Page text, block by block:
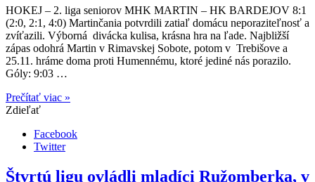
HOKEJ – 2. liga seniorov MHK MARTIN – HK BARDEJOV 8:1
(2:0, 2:1, 4:0) Martinčania potvrdili zatiaľ domácu neporaziteľnosť a
zvíťazili. Výborná divácka kulisa, krásna hra na ľade. Najbližší
zápas odohrá Martin v Rimavskej Sobote, potom v Trebišove a
25.11. hráme doma proti Humennému, ktoré jediné nás porazilo.
Góly: 9:03 …
Prečítať viac »
Zdieľať
Facebook
Twitter
Štvrtú ligu ovládli mladíci Ružomberka, v